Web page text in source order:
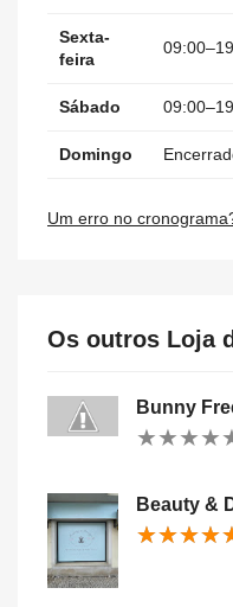
Sexta-
feira
Sábado
Domingo
Um erro no
Os outros Loja
Bunny
★★★★
★★★★
Beauty &
★★★★
★★★★